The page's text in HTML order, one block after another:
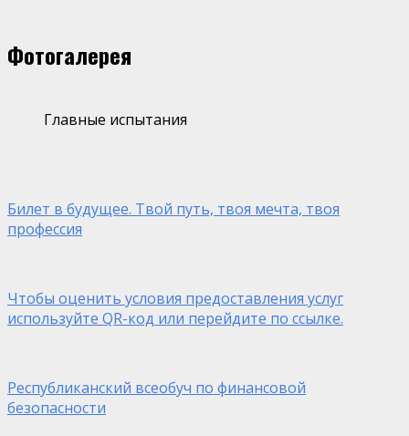
Фотогалерея
Главные испытания
Билет в будущее. Твой путь, твоя мечта, твоя
профессия
Чтобы оценить условия предоставления услуг
используйте QR-код или перейдите по ссылке.
Республиканский всеобуч по финансовой
безопасности